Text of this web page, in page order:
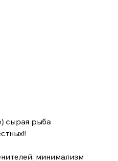
сырая рыба
минимализм